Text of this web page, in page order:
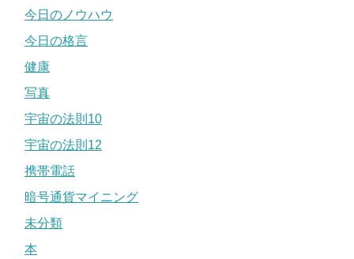
今日のノウハウ
今日の格言
健康
写真
宇宙の法則10
宇宙の法則12
携帯電話
暗号通貨マイニング
未分類
本